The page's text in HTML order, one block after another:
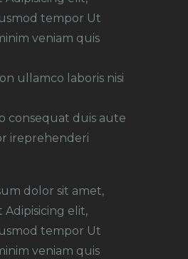
tempor Ut
veniam quis
ullamco laboris nisi
consequat duis aute
ireprehenderi
dolor sit amet,
Adipisicing elit,
tempor Ut
veniam quis